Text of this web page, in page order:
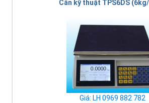
Cân kỹ thuật TPS6DS
Giá: LH 0969 882 782